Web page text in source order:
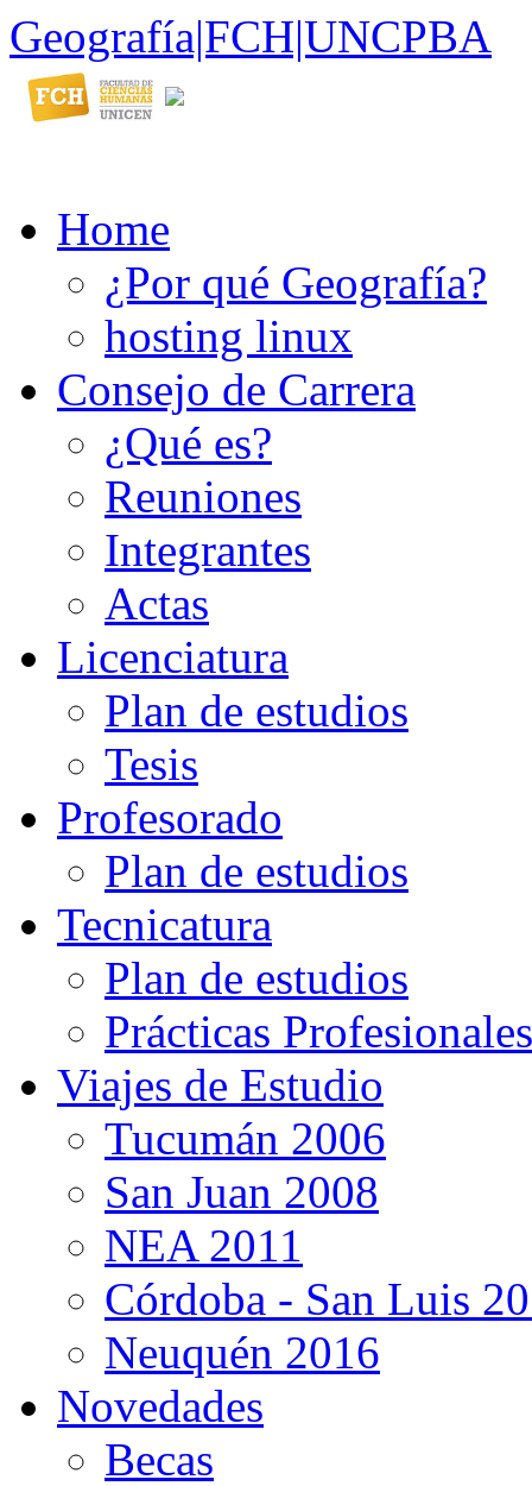
Geografía|FCH|UNCPBA
Home
¿Por qué Geografía?
hosting linux
Consejo de Carrera
¿Qué es?
Reuniones
Integrantes
Actas
Licenciatura
Plan de estudios
Tesis
Profesorado
Plan de estudios
Tecnicatura
Plan de estudios
Prácticas Profesionales
Viajes de Estudio
Tucumán 2006
San Juan 2008
NEA 2011
Córdoba - San Luis
Neuquén 2016
Novedades
Becas